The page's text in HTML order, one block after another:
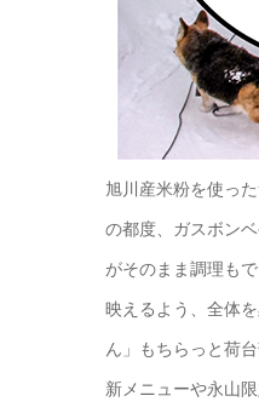
旭川産米粉を使っ
の都度、ガスボン
がそのまま調理も
映えるよう、全体
ん」もちらっと荷
新メニューや永山